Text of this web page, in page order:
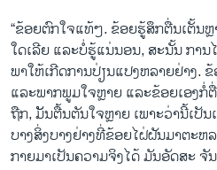
“ຂ້ອຍຕົກໃຈແທ້ໆ. ຂ້ອຍຮູ້ສຶກຕື່ນເຕັ້ນ
ໃດເລີຍ ແລະບໍ່ຮູ້ແນ່ນອນ, ສະນັ້ນ ກາ
ພາໃຫ້ເກີດການປ່ຽນແປງຫລາຍຢ່າງ.
ແລະ​ພາກ​ພູມ​ໃຈ​ຫຼາຍ​ ແລະ​ຂ້ອຍເອງກໍ່​
ຖືກ, ມັັນຕື້ນຕັນ​ໃຈ​ຫຼາຍ ​ເພາະ​ວ່າ​ນີ້ເປັ
ບາງ​ສິ່ງ​ບາງ​ຢ່າງ​ທີ່​ຂ້ອຍ​ໄຝ່​ຝັນມາ​ຕະ
ກາຍມາເປັນຄວາມຈິງໄດ້ ມັນອັດສະ ຈັ